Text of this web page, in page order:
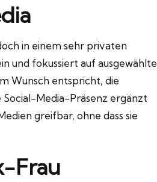
in einem sehr privaten
und fokussiert auf ausgewählte
Wunsch entspricht, die
Social-Media-Präsenz ergänzt
greifbar, ohne dass sie
Frau